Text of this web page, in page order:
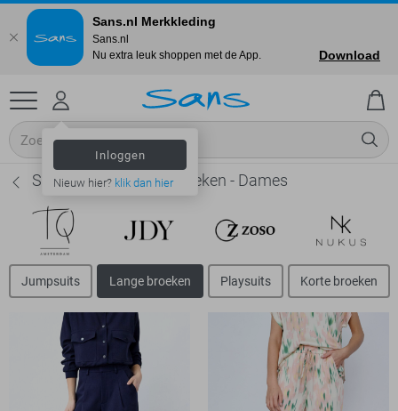
Inloggen
Nieuw hier? klik dan hier
SisterS point Lange broeken - Dames
Jumpsuits Lange broeken Playsuits Korte broeken
Sans.nl Merkkleding
Sans.nl
Nu extra leuk shoppen met de App.
Download